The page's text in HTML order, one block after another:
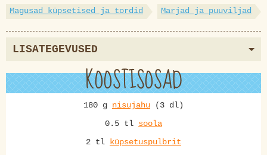
Magusad küpsetised ja tordid Marjad ja puuviljad
LISATEGEVUSED
KOOSTISOSAD
180 g nisujahu (3 dl)
0.5 tl soola
2 tl
küpsetuspulbrit